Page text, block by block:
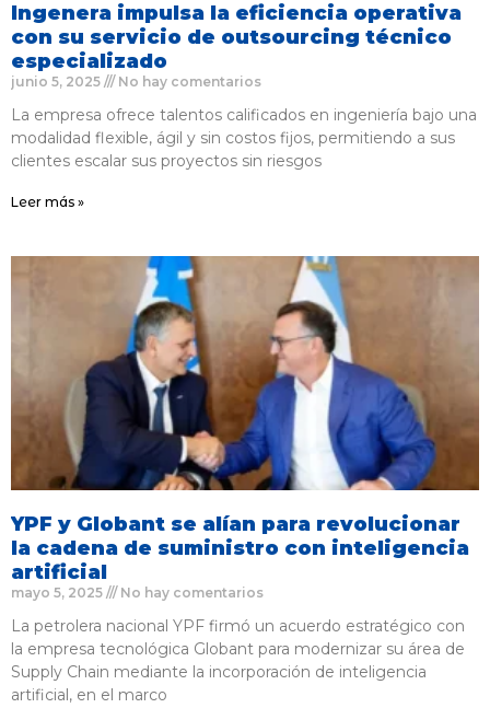
Ingenera impulsa la eficiencia operativa
con su servicio de outsourcing técnico
especializado
junio 5, 2025 No hay comentarios
La empresa ofrece talentos calificados en ingeniería bajo una
modalidad flexible, ágil y sin costos fijos, permitiendo a sus
clientes escalar sus proyectos sin riesgos
Leer más »
YPF y Globant se alían para revolucionar
la cadena de suministro con inteligencia
artificial
mayo 5, 2025 No hay comentarios
La petrolera nacional YPF firmó un acuerdo estratégico con
la empresa tecnológica Globant para modernizar su área de
Supply Chain mediante la incorporación de inteligencia
artificial, en el marco